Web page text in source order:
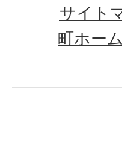
サイト
町ホー